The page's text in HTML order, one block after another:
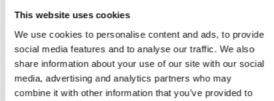
This website uses cookies
We use cookies to personalise content and ads, to provide
social media features and to analyse our traffic. We also
share information about your use of our site with our social
media, advertising and analytics partners who may
combine it with other information that you’ve provided to